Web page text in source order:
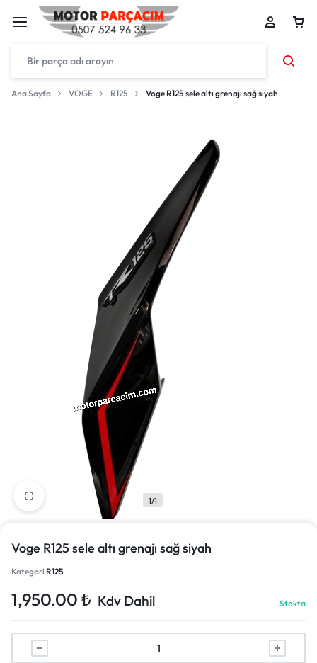
Ana Sayfa VOGE R125 Voge R125 sele altı grenajı sağ siyah
1/1
Voge R125 sele altı grenajı sağ siyah
Kategori R125
1,950.00 ₺ Kdv Dahil Stokta